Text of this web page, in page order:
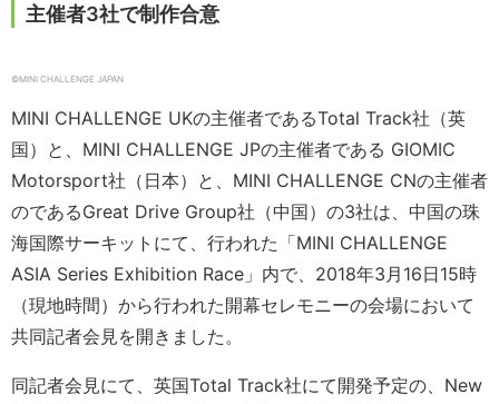
主催者3社で制作合意
©️MINI CHALLENGE JAPAN
MINI CHALLENGE UKの主催者であるTotal Track社（英
国）と、MINI CHALLENGE JPの主催者である GIOMIC
Motorsport社（日本）と、MINI CHALLENGE CNの主催者
のであるGreat Drive Group社（中国）の3社は、中国の珠
海国際サーキットにて、行われた「MINI CHALLENGE
ASIA Series Exhibition Race」内で、2018年3月16日15時
（現地時間）から行われた開幕セレモニーの会場において
共同記者会見を開きました。
同記者会見にて、英国Total Track社にて開発予定の、New